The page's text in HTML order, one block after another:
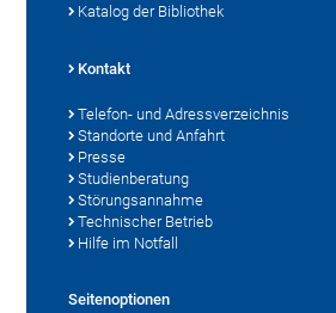
Katalog der Bibliothek
Kontakt
Telefon- und Adressverzeichnis
Standorte und Anfahrt
Presse
Studienberatung
Störungsannahme
Technischer Betrieb
Hilfe im Notfall
Seitenoptionen